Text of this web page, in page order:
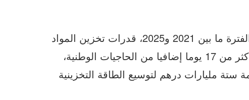
وأوضحت الوزيرة أن الحكومة رفعت، خلال الفترة ما بين 2021 و2025، قدرات تخزين المواد
البترولية بأكثر من 30 في المائة، بما يعادل أكثر من 17 يوما إضافيا من الحاجيات الوطنية،
مليارات درهم لتوسيع الطاقة التخزينية